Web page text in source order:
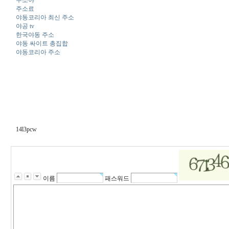
주소료
야동코리아 최신 주소
야공 tv
한국야동 주소
야동 싸이트 총집합
야동코리아 주소
14l3pcw
이름 패스워드